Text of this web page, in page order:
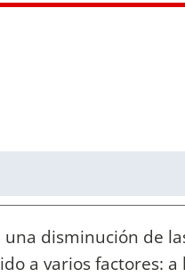
disminución de
a varios factores: